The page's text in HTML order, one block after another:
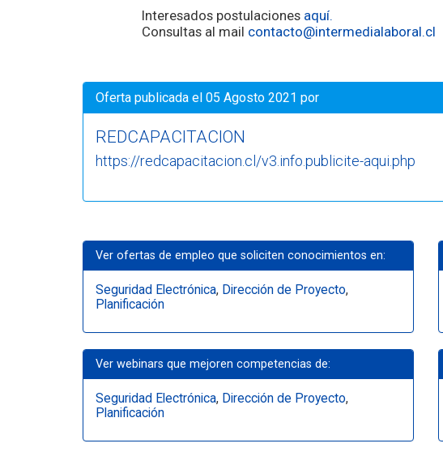
Interesados postulaciones aquí.
Consultas al mail contacto@intermedialaboral.cl
Oferta publicada el 05 Agosto 2021 por
REDCAPACITACION
https://redcapacitacion.cl/v3.info.publicite-aqui.php
Ver ofertas de empleo que soliciten conocimientos en:
Seguridad Electrónica, Dirección de Proyecto,
Planificación
Ver webinars que mejoren competencias de:
Seguridad Electrónica, Dirección de Proyecto,
Planificación